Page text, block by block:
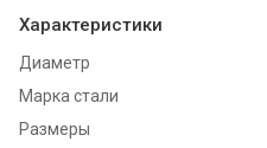
Характеристики
Диаметр
Марка стали
Размеры